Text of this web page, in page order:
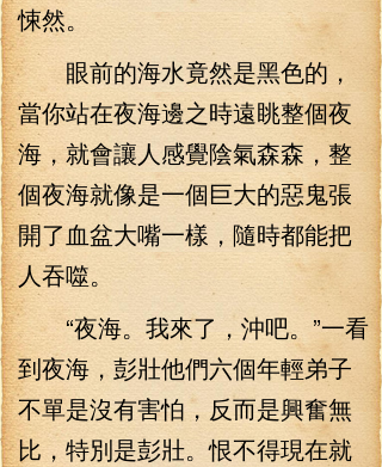
悚然。
眼前的海水竟然是黑色的，
當你站在夜海邊之時遠眺整個夜
海，就會讓人感覺陰氣森森，整
個夜海就像是一個巨大的惡鬼張
開了血盆大嘴一樣，隨時都能把
人吞噬。
“夜海。我來了，沖吧。”一看
到夜海，彭壯他們六個年輕弟子
不單是沒有害怕，反而是興奮無
比，特別是彭壯。恨不得現在就